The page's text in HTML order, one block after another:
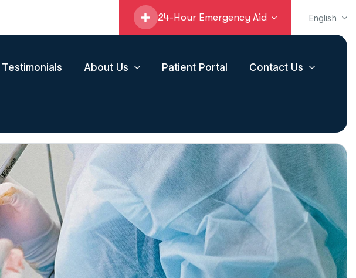
24-Hour Emergency Aid English
Testimonials About Us Patient Portal Contact Us